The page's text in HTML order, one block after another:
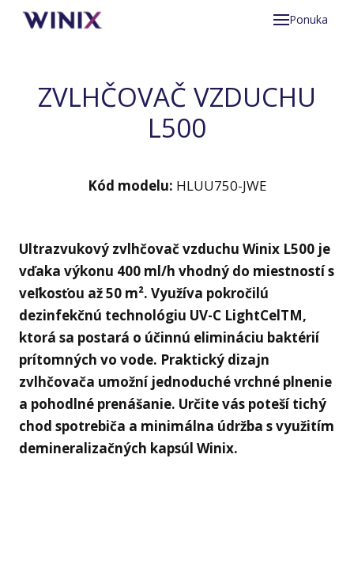
Ponuka
Kde
ZVLHČOVAČ VZDUCHU
L500
Kód modelu: HLUU750-JWE
Ultrazvukový zvlhčovač vzduchu Winix L500 je
vďaka výkonu 400 ml/h vhodný do miestností s
veľkosťou až 50 m². Využíva pokročilú
dezinfekčnú technológiu UV-C LightCelTM,
ktorá sa postará o účinnú elimináciu baktérií
prítomných vo vode. Praktický dizajn
zvlhčovača umožní jednoduché vrchné plnenie
a pohodlné prenášanie. Určite vás poteší tichý
chod spotrebiča a minimálna údržba s využitím
demineralizačných kapsúl Winix.